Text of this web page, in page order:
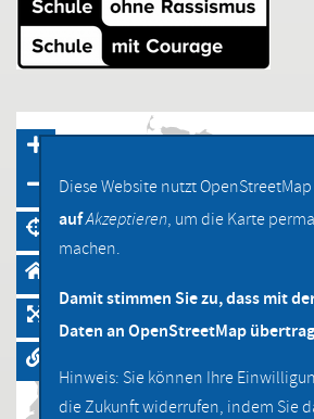
Diese Website nutzt
aufAkzeptieren, um die Karte
machen.
Damit stimmen Sie zu, dass mit
Daten an OpenStreetMap
Hinweis: Sie können Ihre
die Zukunft widerrufen, indem Sie